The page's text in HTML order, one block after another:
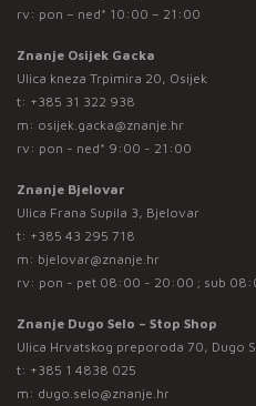
rv: pon – ned* 10:00 – 21:00
Znanje Osijek Gacka
Ulica kneza Trpimira 20, Osijek
t: +385 31 322 938
m: osijek.gacka@znanje.hr
rv: pon - ned* 9:00 - 21:00
Znanje Bjelovar
Ulica Frana Supila 3, Bjelovar
t: +385 43 295 718
m: bjelovar@znanje.hr
rv: pon - pet 08:00 - 20:00 ; sub
Znanje Dugo Selo – Stop Shop
Ulica Hrvatskog preporoda 70, Dugo
t: +385 1 4838 025
m: dugo.selo@znanje.hr